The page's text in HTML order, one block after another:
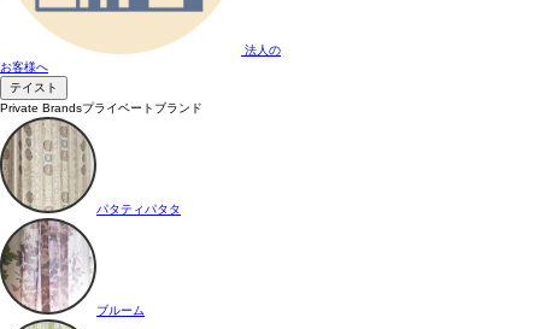
法人の
お客様へ
テイスト
Private Brandsプライベートブランド
パタティパタタ
ブルーム